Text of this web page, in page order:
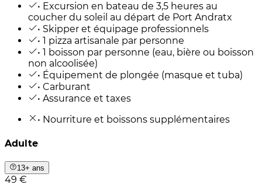
• Excursion en bateau de 3,5 heures au
coucher du soleil au départ de Port Andratx
• Skipper et équipage professionnels
• 1 pizza artisanale par personne
• 1 boisson par personne (eau, bière ou boisson
non alcoolisée)
• Équipement de plongée (masque et tuba)
• Carburant
• Assurance et taxes
• Nourriture et boissons supplémentaires
Adulte
13+ ans
49 €